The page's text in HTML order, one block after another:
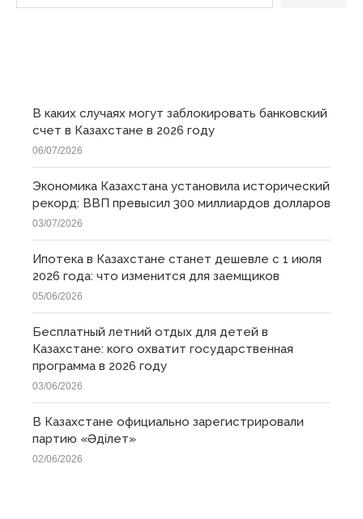
В каких случаях могут заблокировать банковский
счет в Казахстане в 2026 году
06/07/2026
Экономика Казахстана установила исторический
рекорд: ВВП превысил 300 миллиардов долларов
03/07/2026
Ипотека в Казахстане станет дешевле с 1 июля
2026 года: что изменится для заемщиков
05/06/2026
Бесплатный летний отдых для детей в
Казахстане: кого охватит государственная
программа в 2026 году
03/06/2026
В Казахстане официально зарегистрировали
партию «Əділет»
02/06/2026